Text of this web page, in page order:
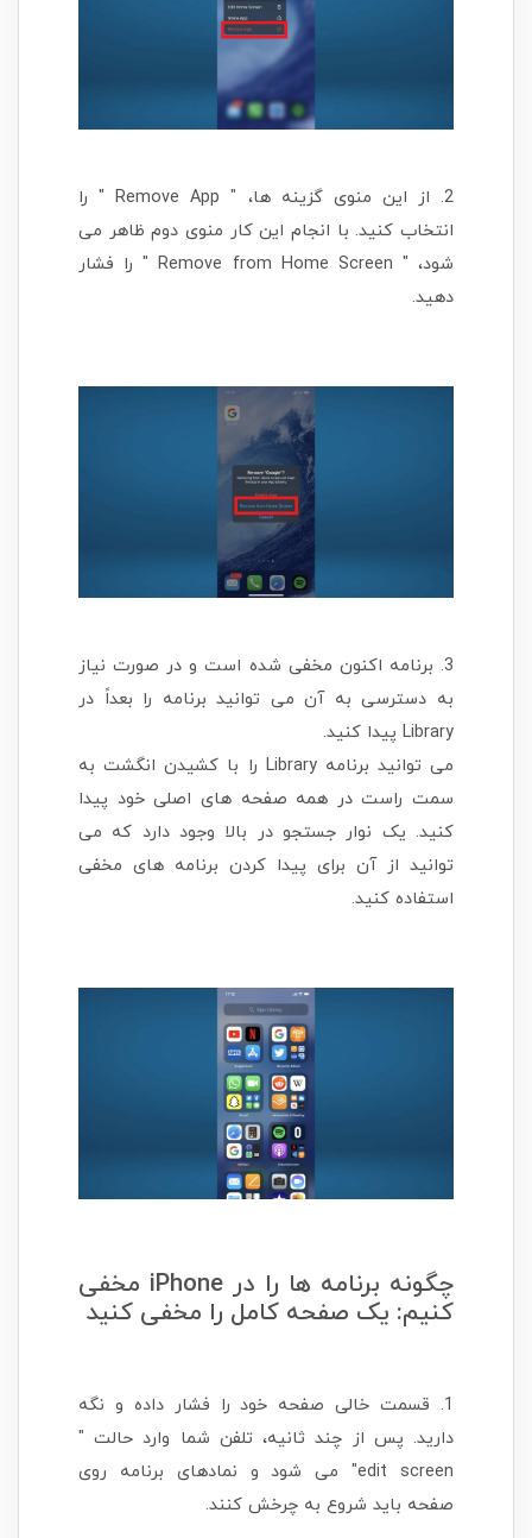
2. از این منوی گزینه ها، " Remove App " را
انتخاب کنید. با انجام این کار منوی دوم ظاهر می
شود، " Remove from Home Screen " را فشار
دهید.
3. برنامه اکنون مخفی شده است و در صورت نیاز
به دسترسی به آن می توانید برنامه را بعداً در
Library پیدا کنید.
می توانید برنامه Library را با کشیدن انگشت به
سمت راست در همه صفحه های اصلی خود پیدا
کنید. یک نوار جستجو در بالا وجود دارد که می
توانید از آن برای پیدا کردن برنامه های مخفی
استفاده کنید.
چگونه برنامه ها را در iPhone مخفی
کنیم: یک صفحه کامل را مخفی کنید
1. قسمت خالی صفحه خود را فشار داده و نگه
دارید. پس از چند ثانیه، تلفن شما وارد حالت "
edit screen" می شود و نمادهای برنامه روی
صفحه باید شروع به چرخش کنند.